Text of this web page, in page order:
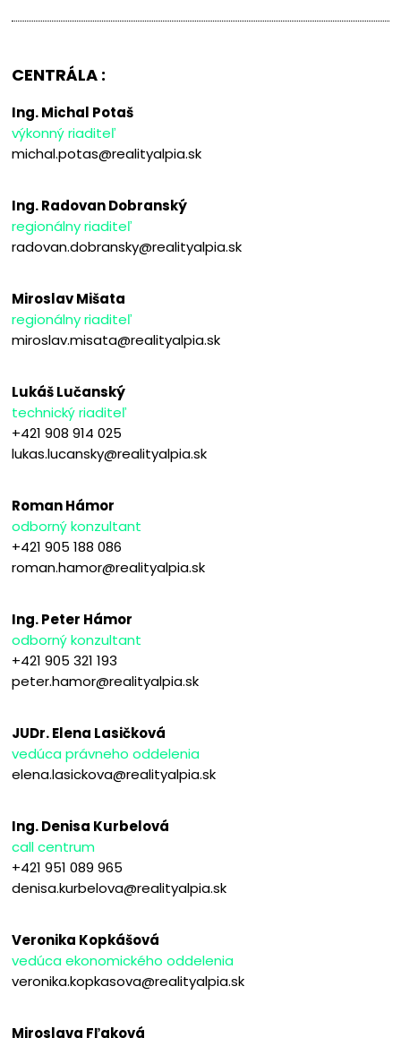
CENTRÁLA :
Ing. Michal Potaš
výkonný riaditeľ
michal.potas@realityalpia.sk
Ing. Radovan Dobranský
regionálny riaditeľ
radovan.dobransky@realityalpia.sk
Miroslav Mišata
regionálny riaditeľ
miroslav.misata@realityalpia.sk
Lukáš Lučanský
technický riaditeľ
+421 908 914 025
lukas.lucansky@realityalpia.sk
Roman Hámor
odborný konzultant
+421 905 188 086
roman.hamor@realityalpia.sk
Ing. Peter Hámor
odborný konzultant
+421 905 321 193
peter.hamor@realityalpia.sk
JUDr. Elena Lasičková
vedúca právneho oddelenia
elena.lasickova@realityalpia.sk
Ing. Denisa Kurbelová
call centrum
+421 951 089 965
denisa.kurbelova@realityalpia.sk
Veronika Kopkášová
vedúca ekonomického oddelenia
veronika.kopkasova@realityalpia.sk
Miroslava Fľaková